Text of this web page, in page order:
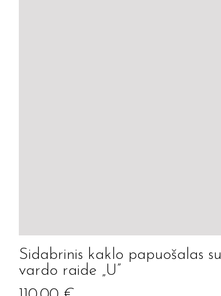
Sidabrinis kaklo papuošalas su
vardo raide „U”